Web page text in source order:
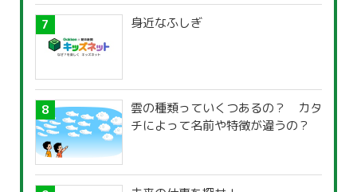
身近なふしぎ
雲の種類っていくつあるの？ カタ
チによって名前や特徴が違うの？